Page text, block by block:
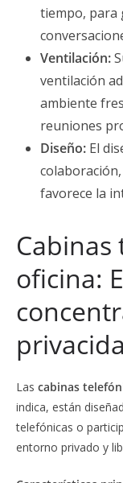
tiempo, para
Ventilación:
ventilación
ambiente
reuniones
Diseño: El
favorece la
Cabinas
oficina:
Las cabinas
indica, están
telefónicas o
entorno privado y